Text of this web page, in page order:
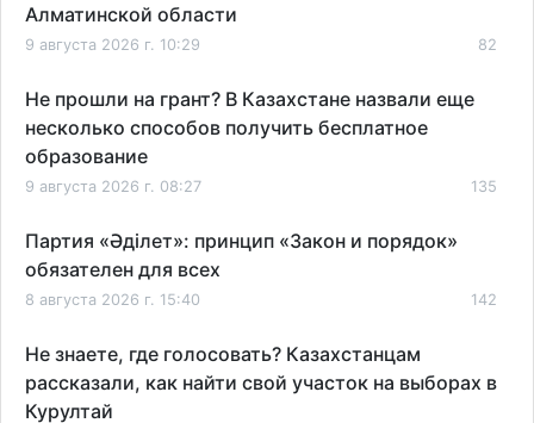
Алматинской области
9 августа 2026 г. 10:29 82
Не прошли на грант? В Казахстане назвали еще
несколько способов получить бесплатное
образование
9 августа 2026 г. 08:27 135
Партия «Әділет»: принцип «Закон и порядок»
обязателен для всех
8 августа 2026 г. 15:40 142
Не знаете, где голосовать? Казахстанцам
рассказали, как найти свой участок на выборах в
Курултай